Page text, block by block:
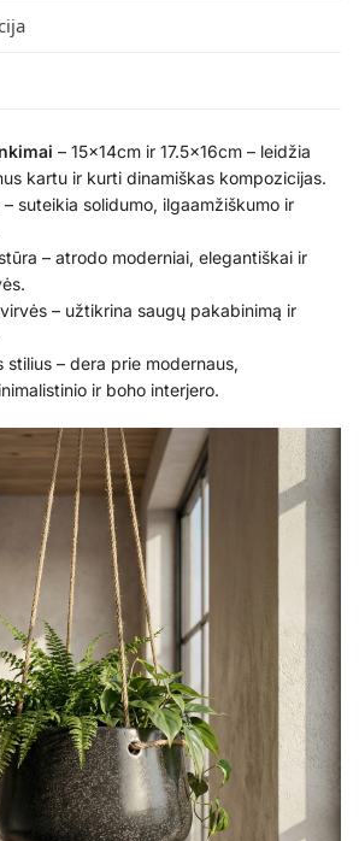
– 15x14cm ir 17.5x16cm – leidžia
kartu ir kurti dinamiškas kompozicijas.
suteikia solidumo, ilgaamžiškumo ir
– atrodo moderniai, elegantiškai ir
– užtikrina saugų pakabinimą ir
stilius – dera prie modernaus,
ir boho interjero.